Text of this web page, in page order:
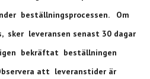
beställningsprocessen. Om
leveransen senast 30 dagar
bekräftat beställningen
att leveranstider är